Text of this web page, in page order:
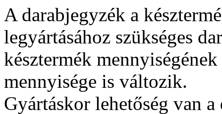
A darabjegyzék a
legyártásához szükséges
késztermék
mennyisége is változik.
Gyártáskor lehetőség van